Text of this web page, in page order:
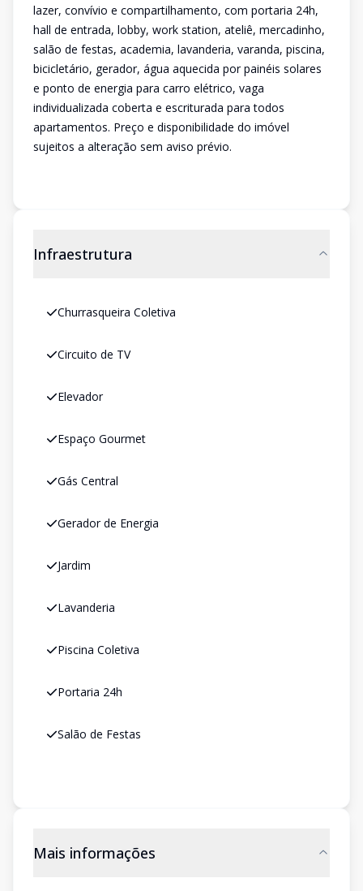
lazer, convívio e compartilhamento, com portaria 24h,
hall de entrada, lobby, work station, ateliê, mercadinho,
salão de festas, academia, lavanderia, varanda, piscina,
bicicletário, gerador, água aquecida por painéis solares
e ponto de energia para carro elétrico, vaga
individualizada coberta e escriturada para todos
apartamentos. Preço e disponibilidade do imóvel
sujeitos a alteração sem aviso prévio.
Infraestrutura
Churrasqueira Coletiva
Circuito de TV
Elevador
Espaço Gourmet
Gás Central
Gerador de Energia
Jardim
Lavanderia
Piscina Coletiva
Portaria 24h
Salão de Festas
Mais informações